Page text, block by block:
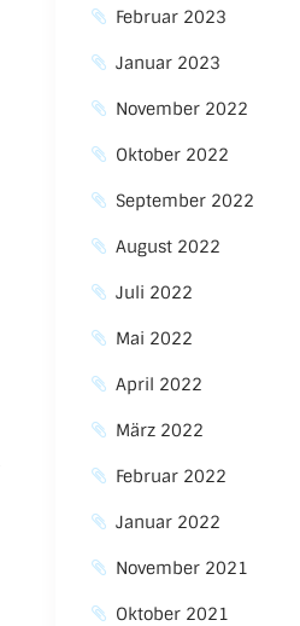
Februar 2023
Januar 2023
November 2022
Oktober 2022
September 2022
August 2022
Juli 2022
Mai 2022
April 2022
März 2022
Februar 2022
Januar 2022
November 2021
Oktober 2021